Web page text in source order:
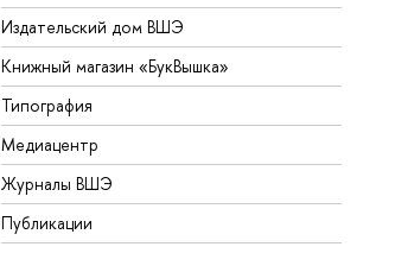
Издательский дом ВШЭ
Книжный магазин «БукВышка»
Типография
Медиацентр
Журналы ВШЭ
Публикации